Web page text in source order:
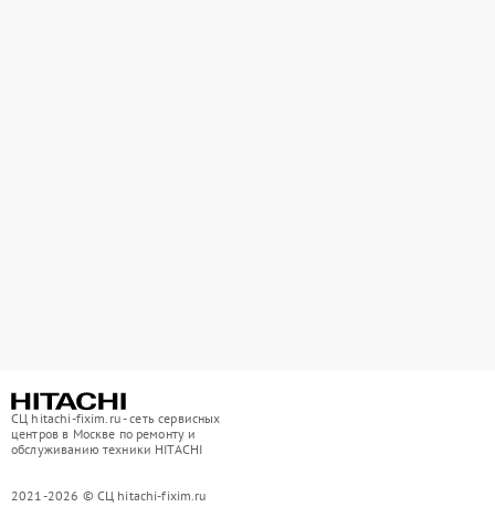
СЦ hitachi-fixim.ru - сеть сервисных
центров в Москве по ремонту и
обслуживанию техники HITACHI
2021-2026 © СЦ hitachi-fixim.ru